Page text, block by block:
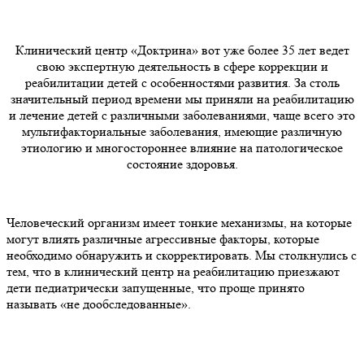
Клинический центр «Доктрина» вот уже более 35 лет ведет
свою экспертную деятельность в сфере коррекции и
реабилитации детей с особенностями развития. За столь
значительный период времени мы приняли на реабилитацию
и лечение детей с различными заболеваниями, чаще всего это
мультифакториальные заболевания, имеющие различную
этиологию и многостороннее влияние на патологическое
состояние здоровья.
Человеческий организм имеет тонкие механизмы, на которые
могут влиять различные агрессивные факторы, которые
необходимо обнаружить и скорректировать. Мы столкнулись с
тем, что в клинический центр на реабилитацию приезжают
дети педиатрически запущенные, что проще принято
называть «не дообследованные».